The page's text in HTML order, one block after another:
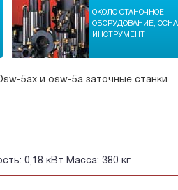
ОКОЛО СТАНОЧНОЕ
ОБОРУДОВАНИЕ,
ИНСТРУМЕНТ
5ax и osw-5a заточные станки
0,18 кВт Масса: 380 кг